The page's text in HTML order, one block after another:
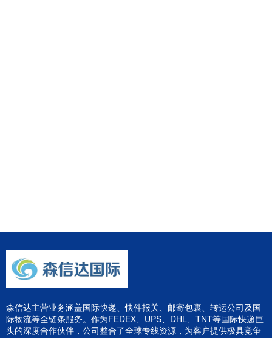
森信达主营业务涵盖国际快递、快件报关、邮寄包裹、转运公司及国
际物流等全链条服务。作为FEDEX、UPS、DHL、TNT等国际快递巨
头的深度合作伙伴，公司整合了全球专线资源，为客户提供极具竞争